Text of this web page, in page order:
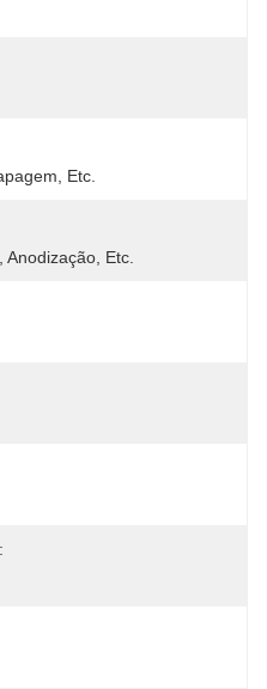
Etc.
Etc.